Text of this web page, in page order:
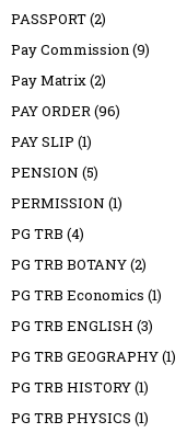
PASSPORT(2)
Pay Commission(9)
Pay Matrix(2)
PAY ORDER(96)
PAY SLIP (1)
PENSION (5)
PERMISSION (1)
PG TRB (4)
PG TRB BOTANY(2)
PG TRB Economics (1)
PG TRB ENGLISH (3)
PG TRB GEOGRAPHY(1)
PG TRB HISTORY(1)
PG TRB PHYSICS (1)